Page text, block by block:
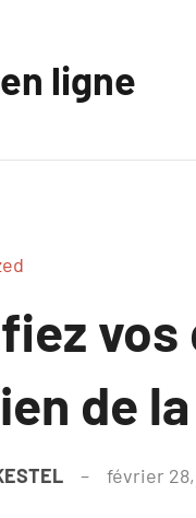
ligne
de
février